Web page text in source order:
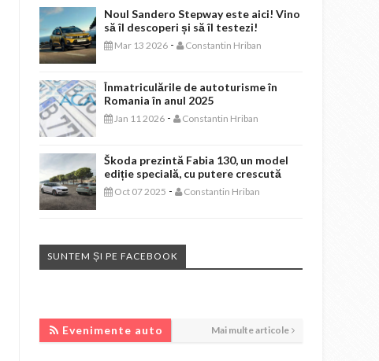
Noul Sandero Stepway este aici! Vino
să îl descoperi și să îl testezi!
Mar 13 2026 - Constantin Hriban
Înmatriculările de autoturisme în
Romania în anul 2025
Jan 11 2026 - Constantin Hriban
Škoda prezintă Fabia 130, un model
ediție specială, cu putere crescută
Oct 07 2025 - Constantin Hriban
SUNTEM ȘI PE FACEBOOK
Evenimente auto Mai multe articole